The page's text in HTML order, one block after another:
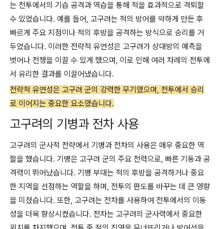
는 전투에서의 기습 공격과 역습을 통해 적을 효과적으로 격퇴할
수 있었습니다. 예를 들어, 고구려는 적의 방어를 약하게 만든 후
빠르게 주요 지점이나 적의 후방을 공격하는 방식으로 승리를 거
두었습니다. 이러한 전략적 유연성은 고구려가 상대방의 예측을
벗어나 전쟁을 이끌 수 있게 했으며, 이로 인해 여러 차례의 전투에
서 유리한 결과를 이끌어냈습니다.
전략적 유연성은 고구려 군의 강력한 무기였으며, 전투에서 승리
로 이어지는 중요한 요소였습니다.
고구려의 기병과 전차 사용
고구려의 군사적 전략에서 기병과 전차의 사용은 매우 중요한 역
할을 했습니다. 기병은 고구려 군의 주요 전력으로, 빠른 기동과 공
격력이 뛰어났습니다. 기병 부대는 적의 후방을 공격하거나 중요
한 지역을 선점하는 역할을 하며, 전투의 판도를 바꾸는 데 큰 영향
을 미쳤습니다. 또한, 고구려는 전차를 사용하여 전투에서의 이동
성을 더욱 향상시켰습니다. 전차는 고구려의 군사력에서 중요한